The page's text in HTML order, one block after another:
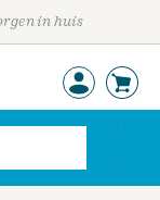
in huis